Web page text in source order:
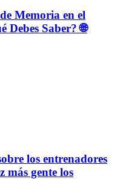
Memoria en el
Saber? 🌐
los entrenadores
más gente los